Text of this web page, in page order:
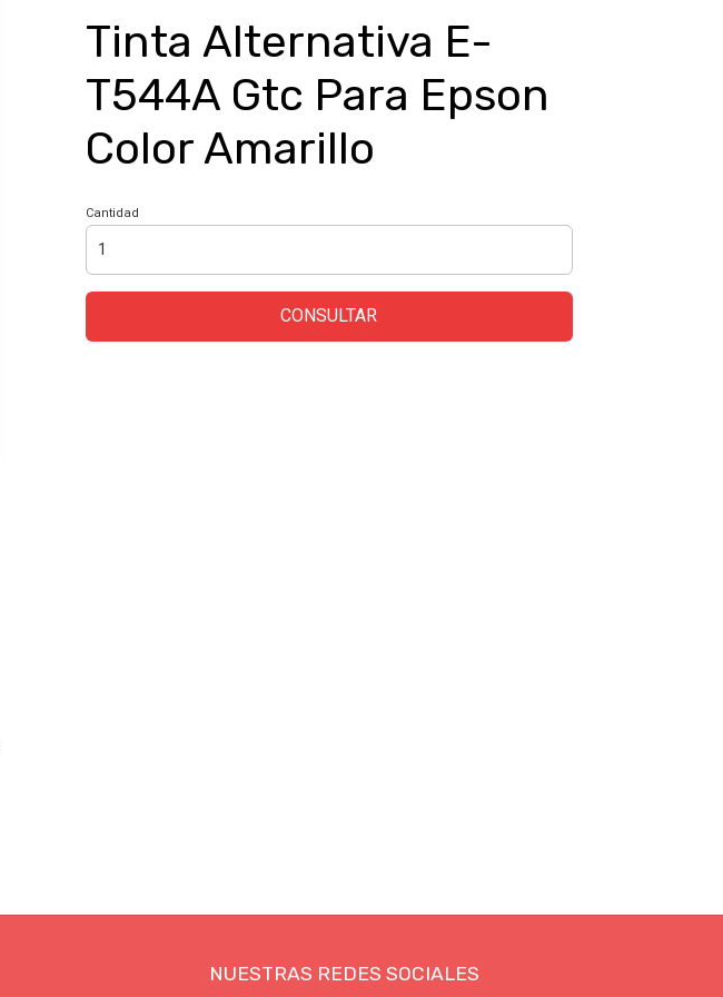
Tinta Alternativa E-
T544A Gtc Para Epson
Color Amarillo
Cantidad
CONSULTAR
NUESTRAS REDES SOCIALES